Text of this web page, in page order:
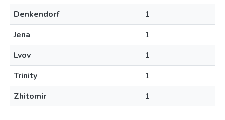
Denkendorf
1
Jena
1
Lvov
1
Trinity
1
Zhitomir
1